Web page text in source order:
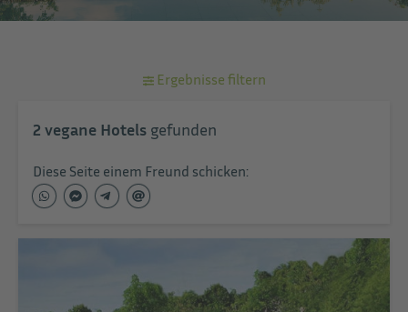
Ergebnisse filtern
2 vegane Hotels gefunden
Diese Seite einem Freund schicken: